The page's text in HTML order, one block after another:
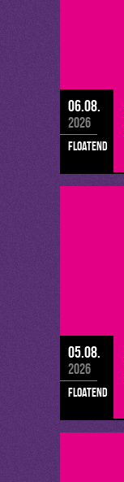
06.08.
2026
floatend
05.08.
2026
floatend